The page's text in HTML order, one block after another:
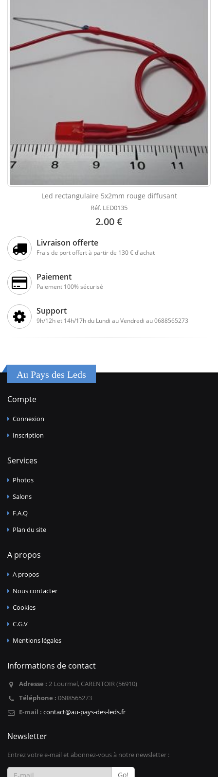
Led rectangulaire 5x2mm rouge diffusant
Réf. LED0135
2.00 €
Livraison offerte
Frais de port offert à partir de 130 € d'achat
Paiement
Paiement 100% sécurisé
Support
9h/12h et 14h/17h du Lundi au Vendredi au 0688565273
Au Pays des Leds
Compte
Connexion
Inscription
Services
Photos
Salons
F.A.Q
Plan du site
A propos
A propos
Nous contacter
Cookies
C.G.V
Mentions légales
Informations de contact
Adresse : 2 Lourmel, CARENTOIR (56910)
Téléphone : 0688565273
E-mail : contact@au-pays-des-leds.fr
Newsletter
Entrez votre e-mail et abonnez-vous à notre newsletter :
Go!